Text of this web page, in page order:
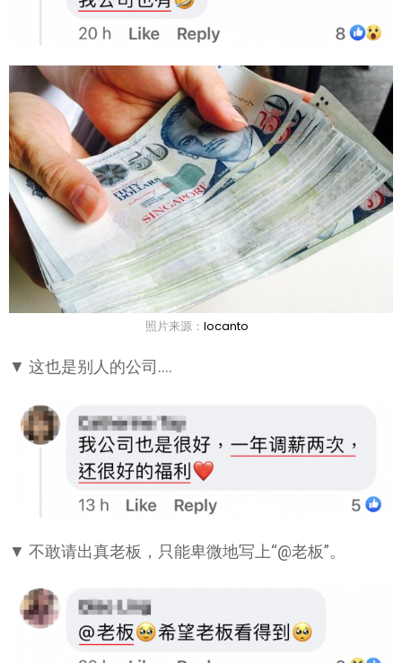
照片来源： locanto
▼ 这也是别人的公司….
▼ 不敢请出真老板，只能卑微地写上“@老板”。